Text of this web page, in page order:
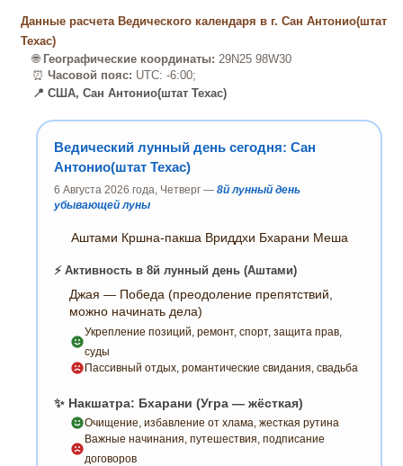
2026
Данные расчета Ведического календаря в г. Сан Антонио(штат
Техас)
🌐 Географические координаты: 29N25 98W30
⏰ Часовой пояс: UTC: -6:00;
📍 США, Сан Антонио(штат Техас)
Ведический лунный день сегодня: Сан
Антонио(штат Техас)
6 Августа 2026 года, Четверг — 8й лунный день
убывающей луны
Аштами Кршна-пакша Вриддхи Бхарани Меша
⚡ Активность в 8й лунный день (Аштами)
Джая — Победа (преодоление препятствий,
можно начинать дела)
Укрепление позиций, ремонт, спорт, защита прав,
суды
Пассивный отдых, романтические свидания, свадьба
✨ Накшатра: Бхарани (Угра — жёсткая)
Очищение, избавление от хлама, жесткая рутина
Важные начинания, путешествия, подписание
договоров